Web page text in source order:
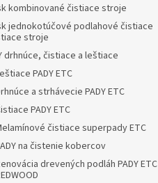
kombinované čistiace stroje
jednokotúčové podlahové čistiace
stroje
drhnúce, čistiace a leštiace
PADY ETC
a strhávecie PADY ETC
PADY ETC
čistiace superpady ETC
na čistenie kobercov
drevených podláh PADY ETC